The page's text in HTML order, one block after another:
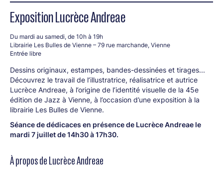
Exposition Lucrèce Andreae
Du mardi au samedi, de 10h à 19h
Librairie Les Bulles de Vienne – 79 rue marchande, Vienne
Entrée libre
Dessins originaux, estampes, bandes-dessinées et tirages...
Découvrez le travail de l’illustratrice, réalisatrice et autrice
Lucrèce Andreae, à l’origine de l’identité visuelle de la 45e
édition de Jazz à Vienne, à l’occasion d’une exposition à la
librairie Les Bulles de Vienne.
Séance de dédicaces en présence de Lucrèce Andreae le
mardi 7 juillet de 14h30 à 17h30.
À propos de Lucrèce Andreae